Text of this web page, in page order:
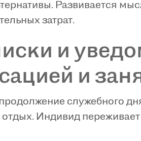
Развивается
затрат.
и
и
служебного
Индивид